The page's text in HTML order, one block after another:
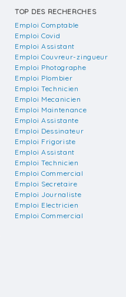
TOP DES RECHERCHES
Emploi Comptable
Emploi Covid
Emploi Assistant
Emploi Couvreur-zingueur
Emploi Photographe
Emploi Plombier
Emploi Technicien
Emploi Mecanicien
Emploi Maintenance
Emploi Assistante
Emploi Dessinateur
Emploi Frigoriste
Emploi Assistant
Emploi Technicien
Emploi Commercial
Emploi Secretaire
Emploi Journaliste
Emploi Electricien
Emploi Commercial